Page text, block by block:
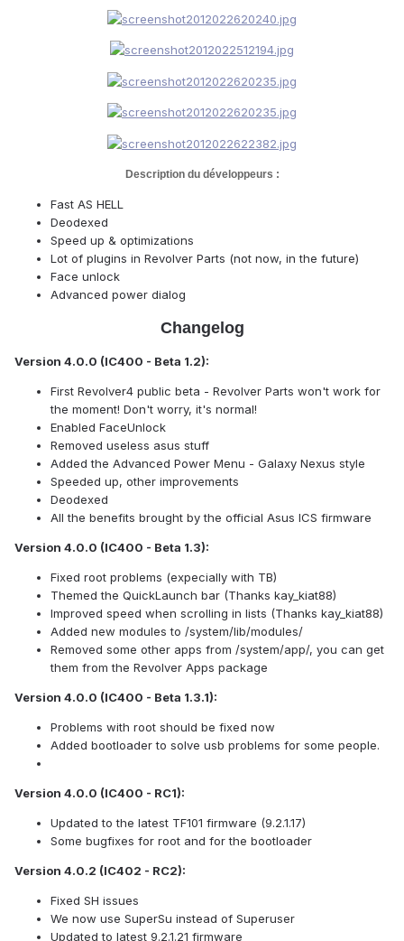
Description du développeurs :
Fast AS HELL
Deodexed
Speed up & optimizations
Lot of plugins in Revolver Parts (not now, in the future)
Face unlock
Advanced power dialog
Changelog
Version 4.0.0 (IC400 - Beta 1.2):
First Revolver4 public beta - Revolver Parts won't work for
the moment! Don't worry, it's normal!
Enabled FaceUnlock
Removed useless asus stuff
Added the Advanced Power Menu - Galaxy Nexus style
Speeded up, other improvements
Deodexed
All the benefits brought by the official Asus ICS firmware
Version 4.0.0 (IC400 - Beta 1.3):
Fixed root problems (expecially with TB)
Themed the QuickLaunch bar (Thanks kay_kiat88)
Improved speed when scrolling in lists (Thanks kay_kiat88)
Added new modules to /system/lib/modules/
Removed some other apps from /system/app/, you can get
them from the Revolver Apps package
Version 4.0.0 (IC400 - Beta 1.3.1):
Problems with root should be fixed now
Added bootloader to solve usb problems for some people.
Version 4.0.0 (IC400 - RC1):
Updated to the latest TF101 firmware (9.2.1.17)
Some bugfixes for root and for the bootloader
Version 4.0.2 (IC402 - RC2):
Fixed SH issues
We now use SuperSu instead of Superuser
Updated to latest 9.2.1.21 firmware